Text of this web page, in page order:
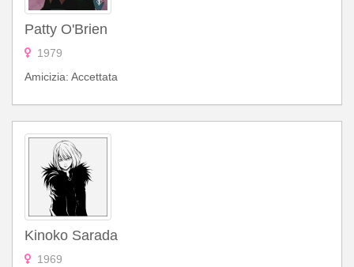
Patty O'Brien
1979
Amicizia: Accettata
Kinoko Sarada
1969